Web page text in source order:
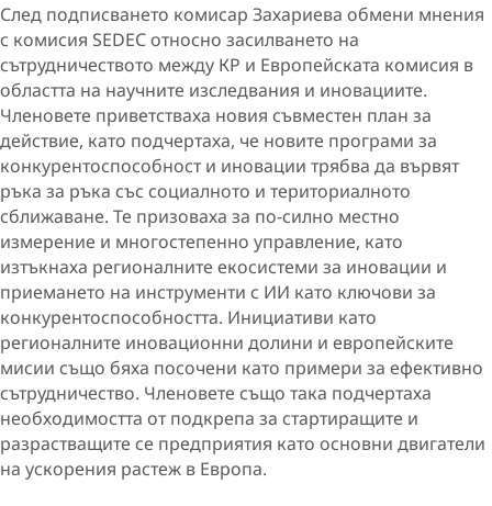
След подписването комисар Захариева обмени мнения
с комисия SEDEC относно засилването на
сътрудничеството между КР и Европейската комисия в
областта на научните изследвания и иновациите.
Членовете приветстваха новия съвместен план за
действие, като подчертаха, че новите програми за
конкурентоспособност и иновации трябва да вървят
ръка за ръка със социалното и териториалното
сближаване. Те призоваха за по-силно местно
измерение и многостепенно управление, като
изтъкнаха регионалните екосистеми за иновации и
приемането на инструменти с ИИ като ключови за
конкурентоспособността. Инициативи като
регионалните иновационни долини и европейските
мисии също бяха посочени като примери за ефективно
сътрудничество. Членовете също така подчертаха
необходимостта от подкрепа за стартиращите и
разрастващите се предприятия като основни двигатели
на ускорения растеж в Европа.